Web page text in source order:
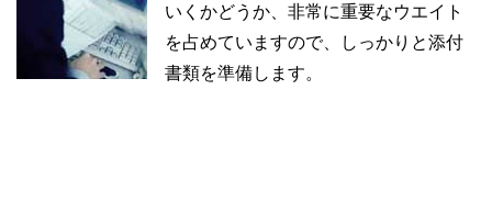
いくかどうか、非常に重要なウエイト
を占めていますので、しっかりと添付
書類を準備します。